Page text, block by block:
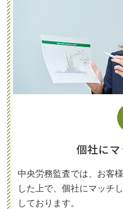
個社に
中央労務監査では、お客
した上で、個社にマッチ
しております。